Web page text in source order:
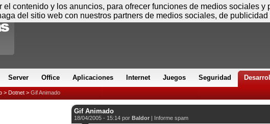
Server Office Aplicaciones Internet Juegos Seguridad
> Dotnet > Gif Animado
Gif Animado
18/04/2005 - 15:14 por Baldor | Informe spam
contenido y los anuncios, para ofrecer funciones de medios sociales
del sitio web con nuestros partners de medios sociales, de